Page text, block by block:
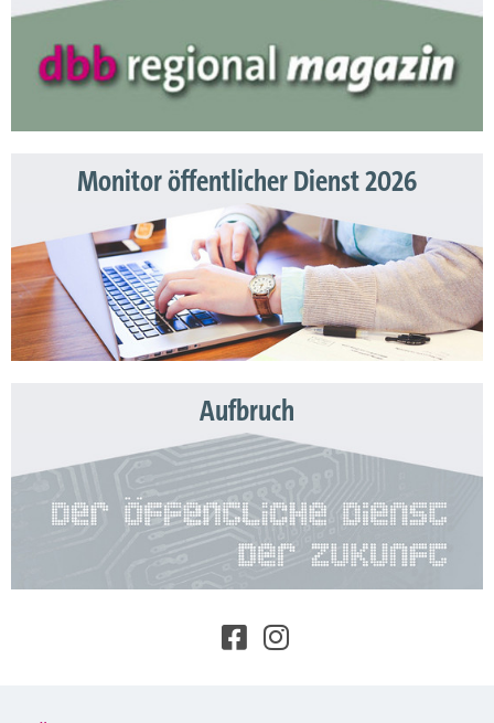
Monitor öffentlicher Dienst 2026
Aufbruch